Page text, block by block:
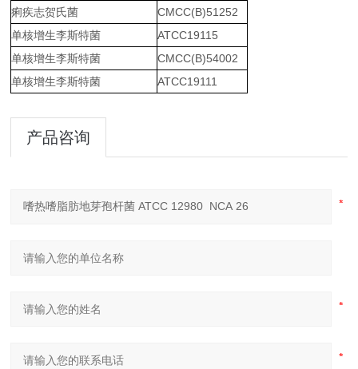
痢疾志贺氏菌
CMCC(B)51252
单核增生李斯特菌
ATCC19115
单核增生李斯特菌
CMCC(B)54002
单核增生李斯特菌
ATCC19111
产品咨询